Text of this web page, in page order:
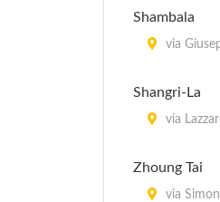
Shambala
via
Shangri-La
via
Zhoung Tai
via